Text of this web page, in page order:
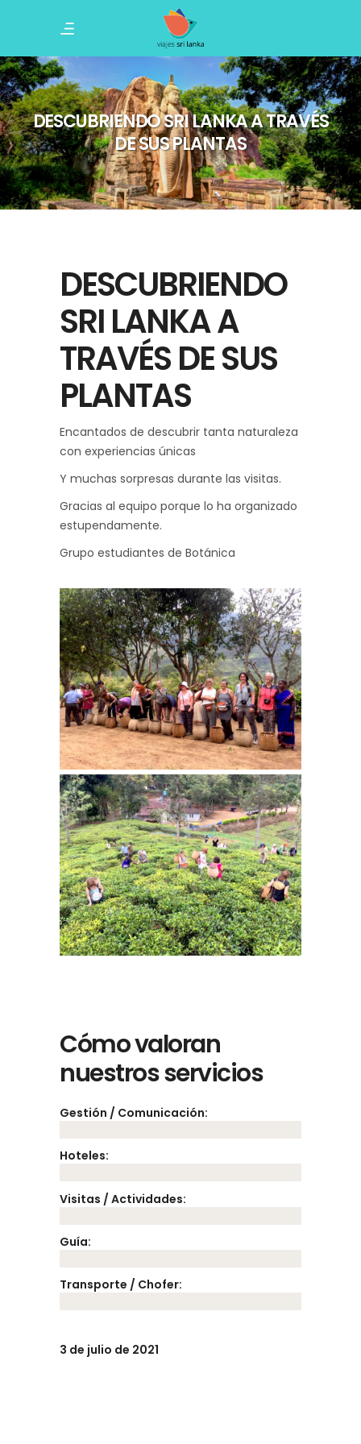
DESCUBRIENDO SRI LANKA A TRAVÉS
DE SUS PLANTAS
DESCUBRIENDO
SRI LANKA A
TRAVÉS DE SUS
PLANTAS
Encantados de descubrir tanta naturaleza
con experiencias únicas
Y muchas sorpresas durante las visitas.
Gracias al equipo porque lo ha organizado
estupendamente.
Grupo estudiantes de Botánica
Cómo valoran
nuestros servicios
Gestión / Comunicación:
Hoteles:
Visitas / Actividades:
Guía:
Transporte / Chofer:
3 de julio de 2021